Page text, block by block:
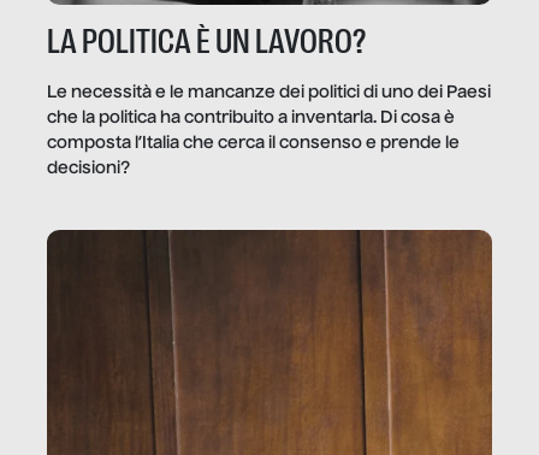
LA POLITICA È UN LAVORO?
Le necessità e le mancanze dei politici di uno dei Paesi
che la politica ha contribuito a inventarla. Di cosa è
composta l’Italia che cerca il consenso e prende le
decisioni?